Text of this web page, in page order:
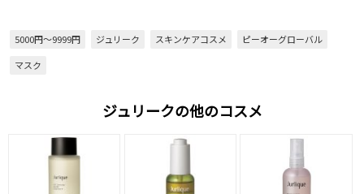
5000円～9999円 ジュリーク スキンケアコスメ
ピーオーグローバル
マスク
ジュリークの他のコスメ